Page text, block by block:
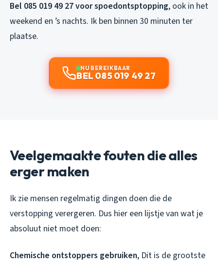
Bel 085 019 49 27 voor spoedontsptopping, ook in het
weekend en ’s nachts. Ik ben binnen 30 minuten ter
plaatse.
NU BEREIKBAAR
BEL 085 019 49 27
Veelgemaakte fouten die alles
erger maken
Ik zie mensen regelmatig dingen doen die de
verstopping verergeren. Dus hier een lijstje van wat je
absoluut niet moet doen:
Chemische ontstoppers gebruiken, Dit is de grootste